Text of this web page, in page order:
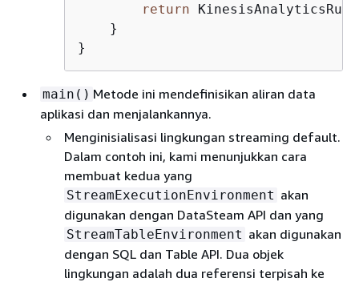
return
    }
}
main() Metode ini mendefinisikan aliran data
aplikasi dan menjalankannya.
Menginisialisasi lingkungan streaming default.
Dalam contoh ini, kami menunjukkan cara
membuat kedua yang
StreamExecutionEnvironment akan
digunakan dengan DataSteam API dan yang
StreamTableEnvironment akan digunakan
dengan SQL dan Table API. Dua objek
lingkungan adalah dua referensi terpisah ke